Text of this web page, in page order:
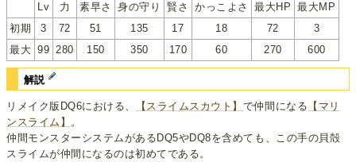
Lv 力 素早さ 身の守り 賢さ かっこよさ 最大HP
最大MP
初期
3 72 51 135 17 18 72
3
最大 99 280 150 350 170 60 270 600
解説
リメイク版DQ6における、 【スライムスカウト】 で仲間になる 【マリ
ンスライム】
。
仲間モンスターシステムがあるDQ5やDQ8を含めても、この手の貝殻
スライムが仲間になるのは初めてである。